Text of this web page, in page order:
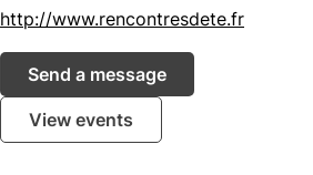
http://www.rencontresdete.fr
Send a message
View events